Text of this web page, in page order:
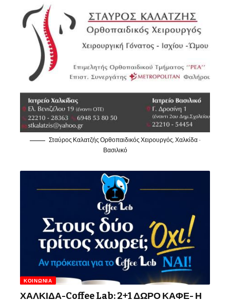
Σταύρος Καλατζής Ορθοπαιδικός Χειρουργός, Χαλκίδα -
Βασιλικό
ΚΟΙΝΩΝΊΑ
ΧΑΛΚΙΔΑ-Coffee Lab: 2+1 ΔΩΡΟ ΚΑΦΕ- Η